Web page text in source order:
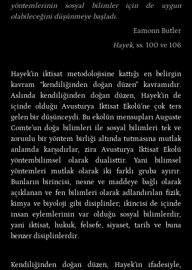
yöntemlerinin sosyal bilimler için de uygun
olabileceğini düşünmeye başladı.
Eamonn Butler
Hayek, ss. 100 ve 106
Hayek’in iktisat metodolojisine kattığı en belirgin
kavram “kendiliğinden doğan düzen” kavramıdır.
Aslında kendiliğinden doğan düzen, Hayek’in de
içinde olduğu Avusturya İktisat Ekolü’ne çok ters
gelen bir düşünceydi. Bu ekolün mensupları Auguste
Comte’un doğa bilimleri ile sosyal bilimleri tek ve
zorunlu bir yöntem birliği altında tutmasına mutlak
anlamda karşıdırlar, zira Avusturya İktisat Ekolü
yöntembilimsel olarak dualisttir. Yani bilimsel
yöntemleri mutlak olarak iki farklı gruba ayırır.
Bunların birincisi, nesne ve maddeye bağlı olarak
açıklanan ve fen bilimleri olarak adlandırılan fizik,
kimya ve biyoloji gibi disiplinler; ikincisi de içinde
insan eylemlerinin var olduğu sosyal bilimlerdir,
yani iktisat, hukuk, felsefe, siyaset, tarih ve buna
benzer disiplinlerdir.
Kendiliğinden doğan düzen, Hayek’in ifadesiyle,